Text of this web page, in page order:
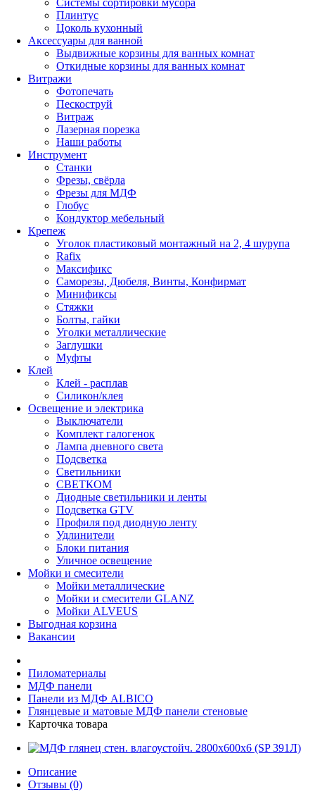
Плинтус
Цоколь кухонный
Аксессуары для ванной
Выдвижные корзины для ванных комнат
Откидные корзины для ванных комнат
Витражи
Фотопечать
Пескоструй
Витраж
Лазерная порезка
Наши работы
Инструмент
Станки
Фрезы, свёрла
Фрезы для МДФ
Глобус
Кондуктор мебельный
Крепеж
Уголок пластиковый монтажный на 2, 4 шурупа
Rafix
Максификс
Саморезы, Дюбеля, Винты, Конфирмат
Минификсы
Стяжки
Болты, гайки
Уголки металлические
Заглушки
Муфты
Клей
Клей - расплав
Силикон/клея
Освещение и электрика
Выключатели
Комплект галогенок
Лампа дневного света
Подсветка
Светильники
СВЕТКОМ
Диодные светильники и ленты
Подсветка GTV
Профиля под диодную ленту
Удлинители
Блоки питания
Уличное освещение
Мойки и смесители
Мойки металлические
Мойки и смесители GLANZ
Мойки ALVEUS
Выгодная корзина
Вакансии
Пиломатериалы
МДФ панели
Панели из МДФ ALBICO
Глянцевые и матовые МДФ панели стеновые
Карточка товара
Описание
Отзывы (0)